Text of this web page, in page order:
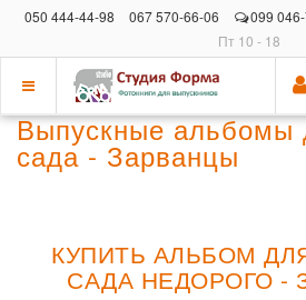
050 444-44-98 067 570-66-06 099
Пт 10 - 18
Показать
меню
Выпускные альбомы
сада - Зарванцы
КУПИТЬ АЛЬБОМ
САДА НЕДОРОГО -